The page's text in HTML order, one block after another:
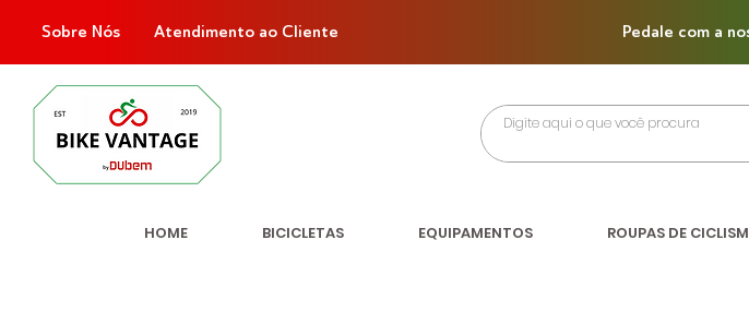
Sobre Nós Atendimento ao Cliente Pedale com a
HOME BICICLETAS EQUIPAMENTOS ROUPAS DE